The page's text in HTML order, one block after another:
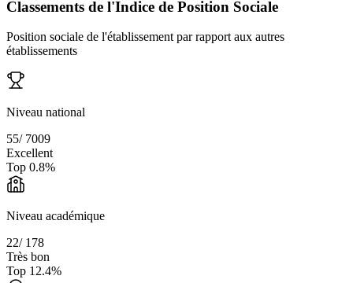
Classements de l'Indice de Position Sociale
Position sociale de l'établissement par rapport aux autres
établissements
Niveau national
55/ 7009
Excellent
Top 0.8%
Niveau académique
22/ 178
Très bon
Top 12.4%